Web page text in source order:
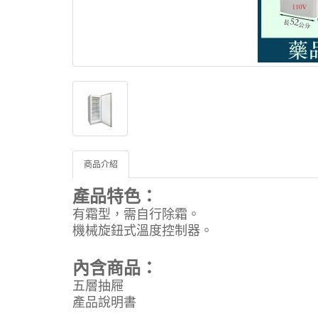
商品介紹
產品特色：
有霜型，需自行除霜。
機械旋鈕式溫度控制器。
內含商品：
五層抽屜
產品說明書